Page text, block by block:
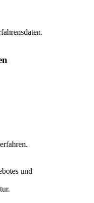
und